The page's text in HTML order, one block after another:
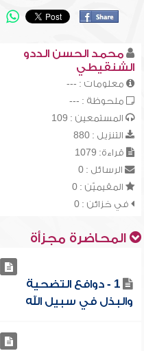
محمد الحسن الددو
الشنقيطي
معلومات : ---
ملحوظة : ---
المستمعين : 109
التنزيل : 880
قراءة: 1079
الرسائل : 0
المقيميّن : 0
في خزائن : 0
المحاضرة مجزأة
1 - دوافع التضحية
والبذل في سبيل الله